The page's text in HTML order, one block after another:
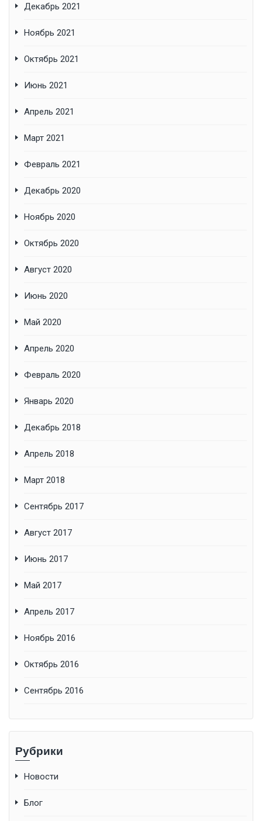
Декабрь 2021
Ноябрь 2021
Октябрь 2021
Июнь 2021
Апрель 2021
Март 2021
Февраль 2021
Декабрь 2020
Ноябрь 2020
Октябрь 2020
Август 2020
Июнь 2020
Май 2020
Апрель 2020
Февраль 2020
Январь 2020
Декабрь 2018
Апрель 2018
Март 2018
Сентябрь 2017
Август 2017
Июнь 2017
Май 2017
Апрель 2017
Ноябрь 2016
Октябрь 2016
Сентябрь 2016
Рубрики
Новости
Блог